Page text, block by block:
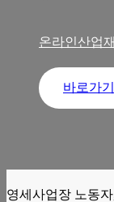
온라인산업
바로가기
영세사업장 노동